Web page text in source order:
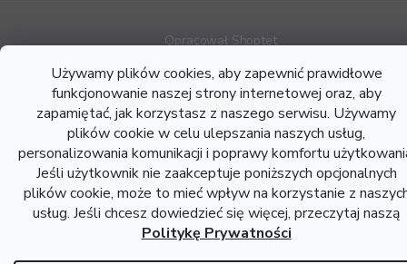
Używamy plików cookies, aby zapewnić prawidłowe
funkcjonowanie naszej strony internetowej oraz, aby
zapamiętać, jak korzystasz z naszego serwisu. Używamy
plików cookie w celu ulepszania naszych usług,
personalizowania komunikacji i poprawy komfortu
Jeśli użytkownik nie zaakceptuje poniższych opcjonalnych
plików cookie, może to mieć wpływ na korzystanie z
usług. Jeśli chcesz dowiedzieć się więcej, przeczytaj naszą
Politykę Prywatności
Opracował Shoptet
Copyright 2026Atreon - Wyroby hutnicze. Wszystkie prawa
zastrzeżone.